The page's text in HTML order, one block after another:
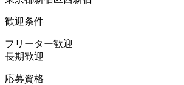
歓迎条件
フリーター歓迎
長期歓迎
応募資格